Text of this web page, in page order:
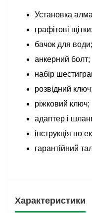
Установка
графітові щітки;
бачок для води;
анкерний болт;
набір
розвідний ключ;
ріжковий ключ;
адаптер і
інструкція по
гарантійний
Характеристики